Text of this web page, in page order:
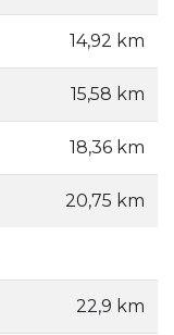
14,92 km
15,58 km
18,36 km
20,75 km
22,9 km